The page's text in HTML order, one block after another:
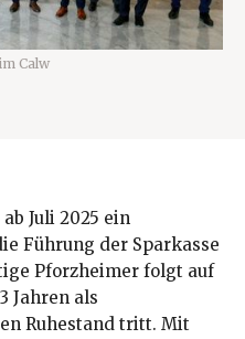
Calw
Juli 2025 ein
Führung der Sparkasse
Pforzheimer folgt auf
Jahren als
Ruhestand tritt. Mit